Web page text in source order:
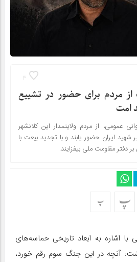
3
مردم برای حضور در تشییع
امت
عمومی، از مردم ولایتمدار این کلانشهر
شهید ایران حضور یابند و با تجدید بیعت با
دفتر مقاومت ملی بیفزایند.
پ پ
با اشاره به ابعاد تاریخی حماسه‌های
آنچه در این جنگ سوم رقم خورد،